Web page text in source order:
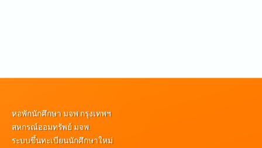
หอพักนักศึกษา มจพ.กรุงเทพฯ
สหกรณ์ออมทรัพย์ มจพ.
ระบบขึ้นทะเบียนนักศึกษาใหม่